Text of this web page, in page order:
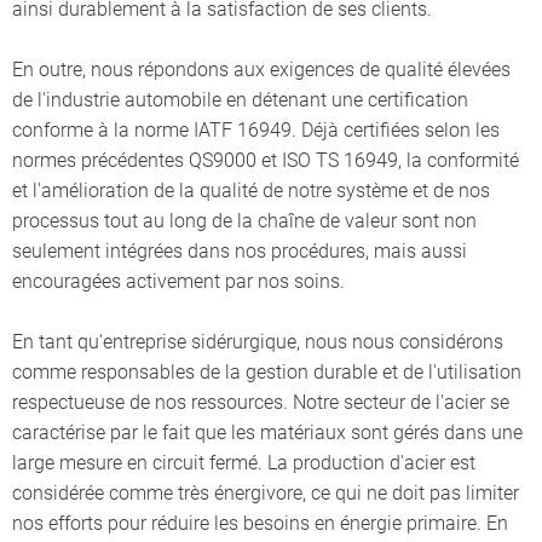
ainsi durablement à la satisfaction de ses clients.
En outre, nous répondons aux exigences de qualité élevées
de l'industrie automobile en détenant une certification
conforme à la norme IATF 16949. Déjà certifiées selon les
normes précédentes QS9000 et ISO TS 16949, la conformité
et l'amélioration de la qualité de notre système et de nos
processus tout au long de la chaîne de valeur sont non
seulement intégrées dans nos procédures, mais aussi
encouragées activement par nos soins.
En tant qu'entreprise sidérurgique, nous nous considérons
comme responsables de la gestion durable et de l'utilisation
respectueuse de nos ressources. Notre secteur de l'acier se
caractérise par le fait que les matériaux sont gérés dans une
large mesure en circuit fermé. La production d'acier est
considérée comme très énergivore, ce qui ne doit pas limiter
nos efforts pour réduire les besoins en énergie primaire. En